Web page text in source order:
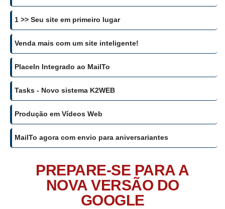
1 >> Seu site em primeiro lugar
Venda mais com um site inteligente!
PlaceIn Integrado ao MailTo
Tasks - Novo sistema K2WEB
Produção em Vídeos Web
MailTo agora com envio para aniversariantes
PREPARE-SE PARA A
NOVA VERSÃO DO
GOOGLE